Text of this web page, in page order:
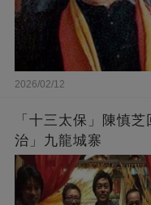
2026/02/12
「十三太保」陳慎
治」九龍城寨